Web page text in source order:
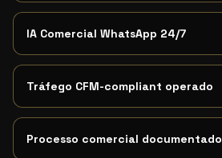
IA Comercial WhatsApp 24/7
Tráfego CFM-compliant operado
Processo comercial documentado